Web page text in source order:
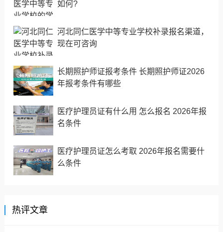
如何?
河北同仁医学中等专业学校补录报名渠道，
现在可咨询
长期照护师证报考条件 长期照护师证2026
年报考条件有哪些
医疗护理员证有什么用 怎么报名 2026年报
名条件
医疗护理员证怎么考取 2026年报名需要什
么条件
热评文章